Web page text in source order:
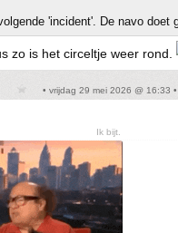
'incident'. De navo doet
zo is het circeltje weer rond.
• vrijdag 29 mei 2026 @ 16:33 •
Ik bijt.